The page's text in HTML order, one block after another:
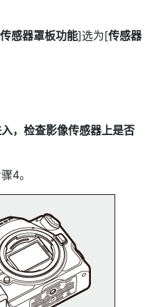
感器罩板功能]选为[传感器
，检查影像传感器上是否
4。